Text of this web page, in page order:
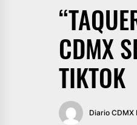
CDMX
TIKTOK
Diario CDMX